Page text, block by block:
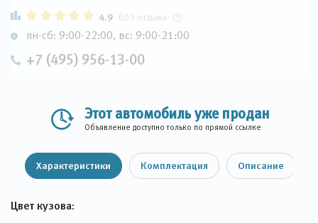
4.9 603 отзыва
пн-сб: 9:00-22:00, вс: 9:00-21:00
+7 (495) 956-13-00
Этот автомобиль уже продан
Объявление доступно только по прямой ссылке
Характеристики Комплектация Описание
Цвет кузова: